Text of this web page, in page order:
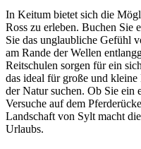
In Keitum bietet sich die
Ross zu erleben. Buchen Sie
Sie das unglaubliche Gefühl
am Rande der Wellen
Reitschulen sorgen für ein
das ideal für große und
der Natur suchen. Ob Sie ein
Versuche auf dem
Landschaft von Sylt macht
Urlaubs.